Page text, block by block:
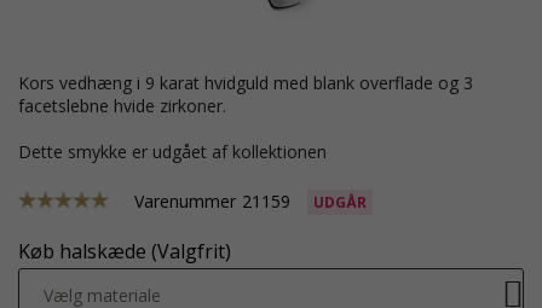
kors vedhæng i 9 karat hvidguld med blank overflade og 3
facetslebne hvide zirkoner.
Dette smykke er udgået af kollektionen
Varenummer 21159 UDGÅR
Køb halskæde (Valgfrit)
Vælg materiale